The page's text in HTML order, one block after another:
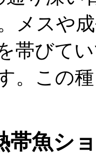
メスや
帯びて
。この
帯魚シ